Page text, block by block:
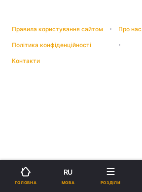
Правила користування сайтом Про нас
Політика конфіденційності
Контакти
ГОЛОВНА
RU
МОВА РОЗДІЛИ